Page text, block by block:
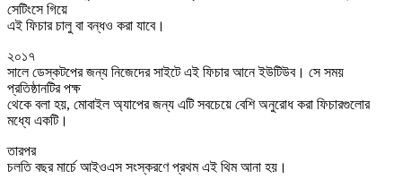
সেটিংসে গিয়ে
এই ফিচার চালু বা বন্ধও করা যাবে।
২০১৭
সালে ডেস্কটপের জন্য নিজেদের সাইটে এই ফিচার আনে ইউটিউব। সে সময়
প্রতিষ্ঠানটির পক্ষ
থেকে বলা হয়, মোবাইল অ্যাপের জন্য এটি সবচেয়ে বেশি অনুরোধ করা ফিচারগুলোর
মধ্যে একটি।
তারপর
চলতি বছর মার্চে আইওএস সংস্করণে প্রথম এই থিম আনা হয়।